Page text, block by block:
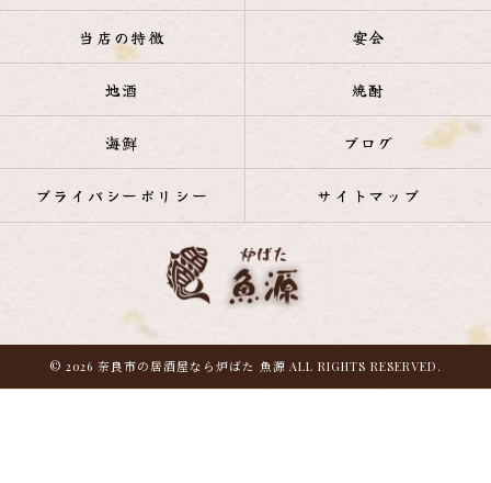
当店の特徴 宴会
地酒 焼酎
海鮮 ブログ
プライバシーポリシー サイトマップ
© 2026 奈良市の居酒屋なら炉ばた 魚源 ALL RIGHTS RESERVED.